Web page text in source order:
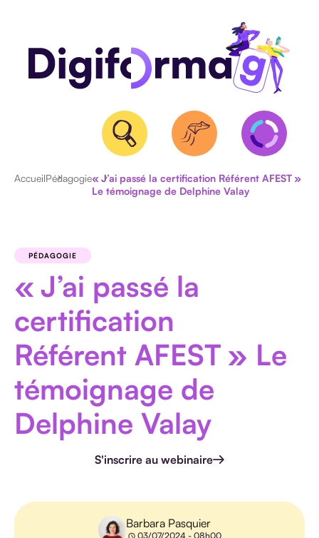
ET
NDA
CERTIFICATION
RS/RNCP
HANDICAP
E-
AccueilPédagogie« J’ai passé la certification Référent AFEST »
Le témoignage de Delphine Valay
PÉDAGOGIE
« J’ai passé la
certification
Référent AFEST » Le
témoignage de
Delphine Valay
S'inscrire au webinaire
Barbara Pasquier
03/07/2024 - 08h00